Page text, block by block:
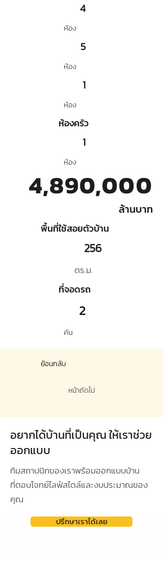
4
ห้อง
5
ห้อง
1
ห้อง
ห้องครัว
1
ห้อง
4,890,000
ล้านบาท
พื้นที่ใช้สอยตัวบ้าน
256
ตร.ม.
ที่จอดรถ
2
คัน
ย้อนกลับ
หน้าถัดไป
อยากได้บ้านที่เป็นคุณ ให้เราช่วย
ออกแบบ
ทีมสถาปนิกของเราพร้อมออกแบบบ้าน
ที่ตอบโจทย์ไลฟ์สไตล์และงบประมาณของ
คุณ
ปรึกษาเราได้เลย